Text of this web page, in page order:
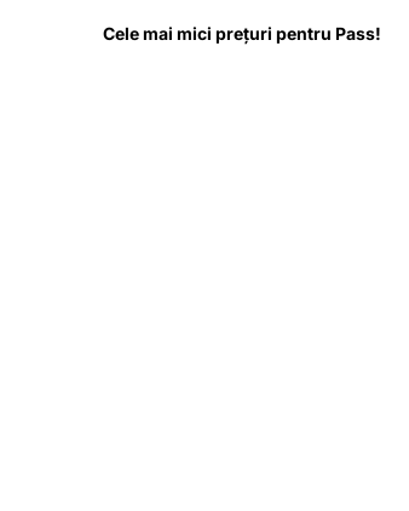
Cele mai mici prețuri pentru Pass!
De știut înainte de vizită Întrebări frecvente